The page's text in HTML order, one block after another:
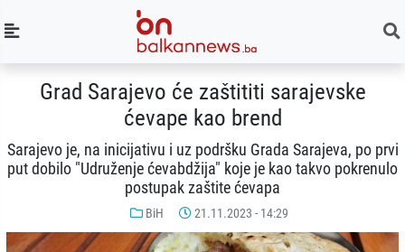
Grad Sarajevo će zaštititi sarajevske
ćevape kao brend
Sarajevo je, na inicijativu i uz podršku Grada Sarajeva, po prvi
put dobilo "Udruženje ćevabdžija" koje je kao takvo pokrenulo
postupak zaštite ćevapa
BiH 21.11.2023 - 14:29